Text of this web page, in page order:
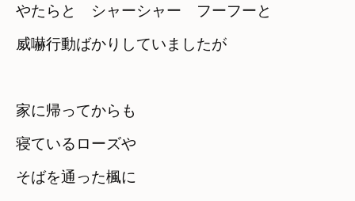
やたらと　シャーシャー　フーフーと
威嚇行動ばかりしていましたが
家に帰ってからも
寝ているローズや
そばを通った楓に